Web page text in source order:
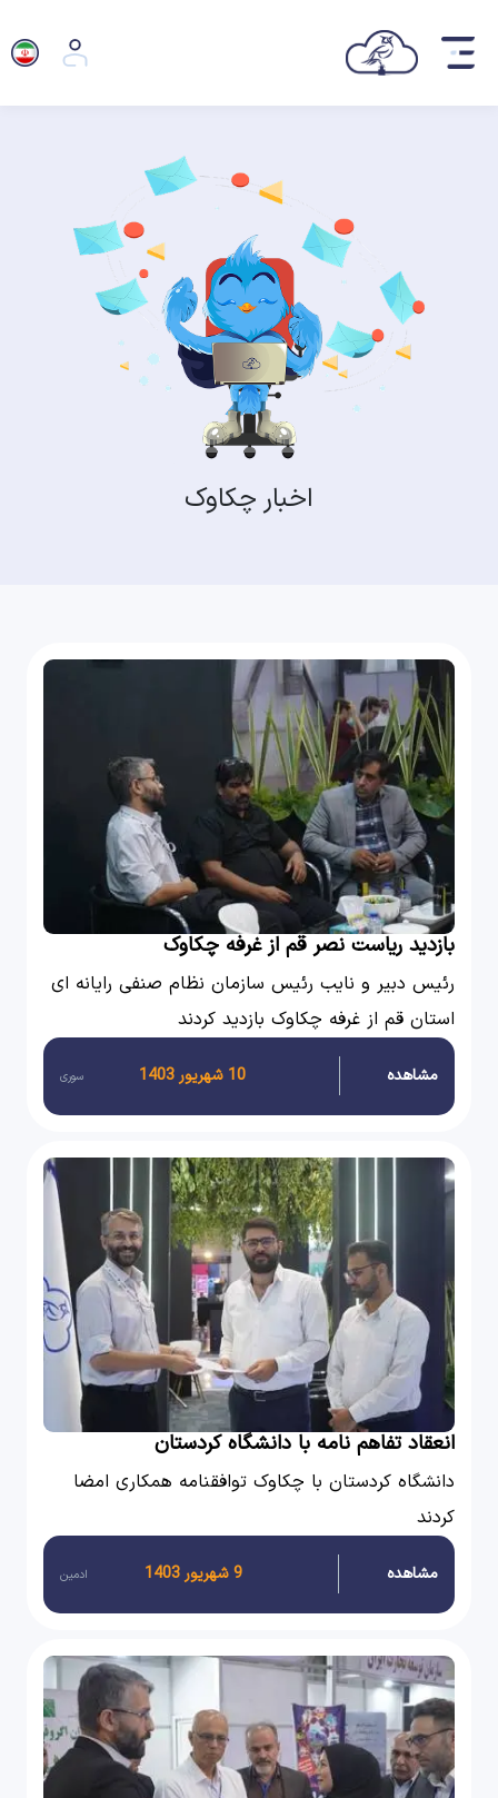
اخبار چکاوک
بازدید ریاست نصر قم از غرفه چکاوک
رئیس دبیر و نایب رئیس سازمان نظام صنفی رایانه ای
استان قم از غرفه چکاوک بازدید کردند
مشاهده 10 شهریور 1403 سوری
انعقاد تفاهم نامه با دانشگاه کردستان
دانشگاه کردستان با چکاوک توافقنامه همکاری امضا
کردند
مشاهده 9 شهریور 1403 ادمین